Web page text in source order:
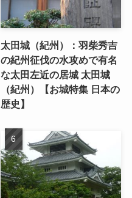
太田城（紀州）：羽柴秀吉
の紀州征伐の水攻めで有名
な太田左近の居城 太田城
（紀州）【お城特集 日本の
歴史】